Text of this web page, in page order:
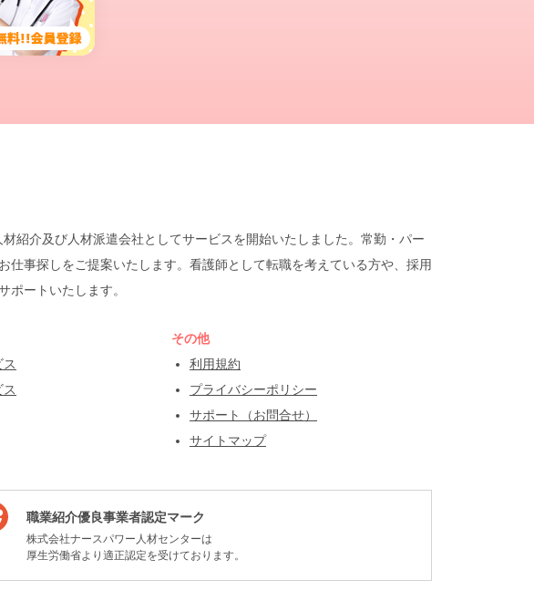
紹介及び人材派遣会社としてサービスを開始いたしました。常勤・パー
事探しをご提案いたします。看護師として転職を考えている方や、採用
ートいたします。
その他
利用規約
プライバシーポリシー
サポート（お問合せ）
サイトマップ
職業紹介優良事業者認定マーク
株式会社ナースパワー人材センターは
厚生労働省より適正認定を受けております。